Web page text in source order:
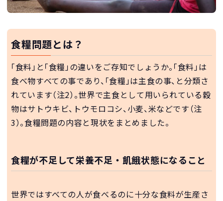
食糧問題とは？
「食料」と「食糧」の違いをご存知でしょうか。「食料」は
食べ物すべての事であり、「食糧」は主食の事、と分類さ
れています（注2）。世界で主食として用いられている穀
物はサトウキビ、トウモロコシ、小麦、米などです（注
3）。食糧問題の内容と現状をまとめました。
食糧が不足して栄養不足・飢餓状態になること
世界ではすべての人が食べるのに十分な食料が生産さ